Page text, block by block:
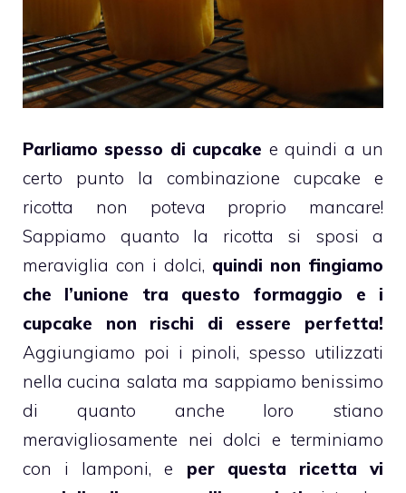
Parliamo spesso di cupcake e quindi a un
certo punto la combinazione cupcake e
ricotta non poteva proprio mancare!
Sappiamo quanto la ricotta si sposi a
meraviglia con i dolci, quindi non fingiamo
che l’unione tra questo formaggio e i
cupcake non rischi di essere perfetta!
Aggiungiamo poi i pinoli, spesso utilizzati
nella cucina salata ma sappiamo benissimo
di quanto anche loro stiano
meravigliosamente nei dolci e terminiamo
con i lamponi, e per questa ricetta vi